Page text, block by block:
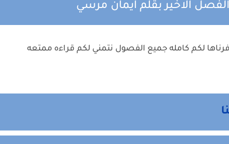
الاخير بقلم ايمان مرسي
لكم كامله جميع الفصول نتمني لكم قراءه ممتعه